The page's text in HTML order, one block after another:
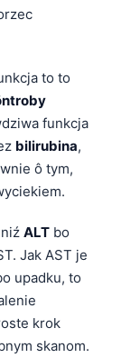
to to
funkcja
bilirubina,
ô tym,
ALT bo
Jak AST je
upadku, to
krok
skanom.